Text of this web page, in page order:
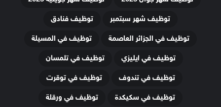
توظيف شهر سبتمبر
توظيف فنادق
توظيف في الجزائر العاصمة
توظيف في المسيلة
توظيف في ايليزي
توظيف في تلمسان
توظيف في تندوف
توظيف في توقرت
توظيف في سكيكدة
توظيف في ورقلة